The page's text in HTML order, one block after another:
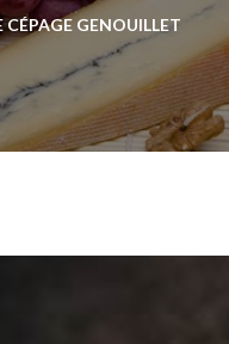
CÉPAGE GENOUILLET